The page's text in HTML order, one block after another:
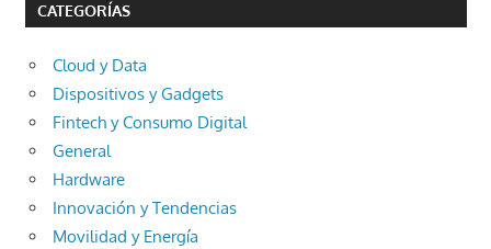
CATEGORÍAS
Cloud y Data
Dispositivos y Gadgets
Fintech y Consumo Digital
General
Hardware
Innovación y Tendencias
Movilidad y Energía